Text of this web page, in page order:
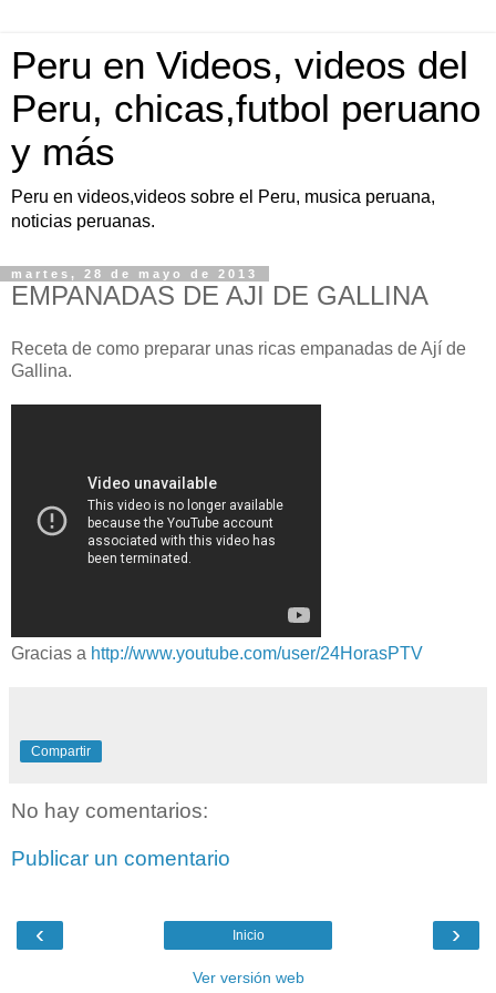
Peru en Videos, videos del
Peru, chicas,futbol peruano
y más
Peru en videos,videos sobre el Peru, musica peruana,
noticias peruanas.
martes, 28 de mayo de 2013
EMPANADAS DE AJI DE GALLINA
Receta de como preparar unas ricas empanadas de Ají de
Gallina.
Gracias a http://www.youtube.com/user/24HorasPTV
Compartir
No hay comentarios:
Publicar un comentario
‹ ›
Inicio
Ver versión web